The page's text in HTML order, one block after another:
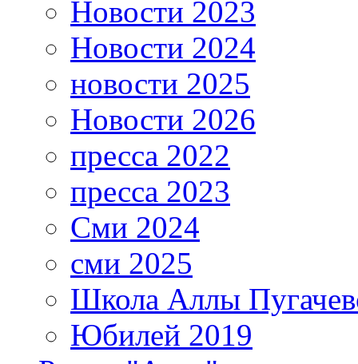
Новости 2023
Новости 2024
новости 2025
Новости 2026
пресса 2022
пресса 2023
Сми 2024
сми 2025
Школа Аллы
Юбилей 2019